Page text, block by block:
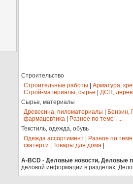
Строительство
Строительные работы
Арматура,
Строй-материалы, сырье
ДСП,
Сырье, материалы
Древесина, пиломатериалы
Бензин,
фармацевтика
Разное по теме
...
Текстиль, одежда, обувь
Одежда ассортимент
Разное по теме
скатерти
Товары для дома ...
A-BCD - Деловые новости, Деловые
деловой информации в разделах: